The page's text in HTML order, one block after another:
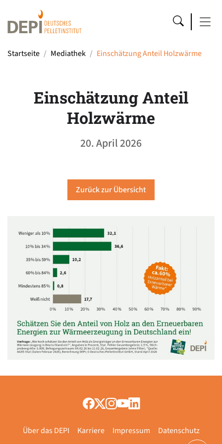
Startseite Mediathek Einschätzung Anteil Holzwärme
Einschätzung Anteil
Holzwärme
20. April 2026
Zurück zur Übersicht
Über das DEPI Karriere Impressum Datenschutz